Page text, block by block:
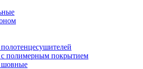
полимерным покрытием
шовные